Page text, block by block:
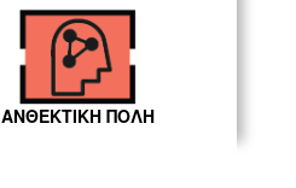
ΑΝΘΕΚΤΙΚΗ ΠΟΛΗ